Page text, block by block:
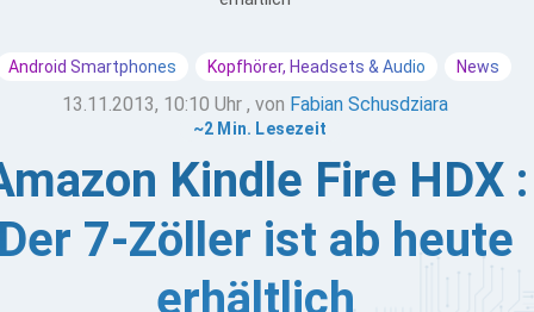
Android Smartphones Kopfhörer, Headsets & Audio News
13.11.2013, 10:10 Uhr , von Fabian Schusdziara
~2 Min. Lesezeit
Kindle Fire HDX :
7-Zöller ist ab heute
erhältlich